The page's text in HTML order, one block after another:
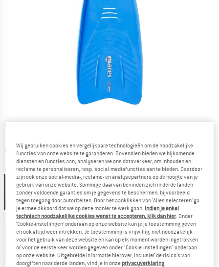
Oorspronkelijke prijs :
€Prijs:
€
excl. VerzendkostenInformatie over de verzendkosten. Opent in een
Kleur:Blue
-15% -15% -15%
Kies een maat:
EU30-32 EU33-34 EU35-36 EU37-38
EU 39-40 EU41-42 EU43-44
Wij gebruiken cookies en vergelijkbare technologieën om de noodzakelijke
functies van onze website te garanderen. Bovendien bieden we bijkomende
diensten en functies aan, analyseren we ons dataverkeer, om inhouden en
reclame te personaliseren, resp. social-mediafuncties aan te bieden. Daardoor
zijn ook onze social-media-, reclame- en analysepartners op de hoogte van je
gebruik van onze website. Sommige daarvan bevinden zich in derde landen
zonder voldoende garanties om je gegevens te beschermen, bijvoorbeeld
tegen toegang door autoriteiten. Door het aanklikken van ‘Alles selecteren’ ga
je ermee akkoord dat we op deze manier te werk gaan. Indien je enkel
technisch noodzakelijke cookies wenst te accepteren, klik dan hier. Onder
‘Cookie-instellingen’ onderaan op onze website kun je je toestemming geven
en ook altijd weer intrekken. Je toestemming is vrijwillig, niet noodzakelijk
voor het gebruik van deze website en kan op elk moment worden ingetrokken
of voor de eerste keer worden gegeven onder "Cookie-instellingen" onderaan
op onze website. Uitgebreide informatie hierover, inclusief de risico's van
doorgiften naar derde landen, vind je in onze privacyverklaring.